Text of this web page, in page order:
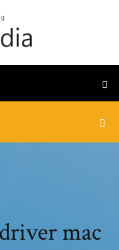
mac